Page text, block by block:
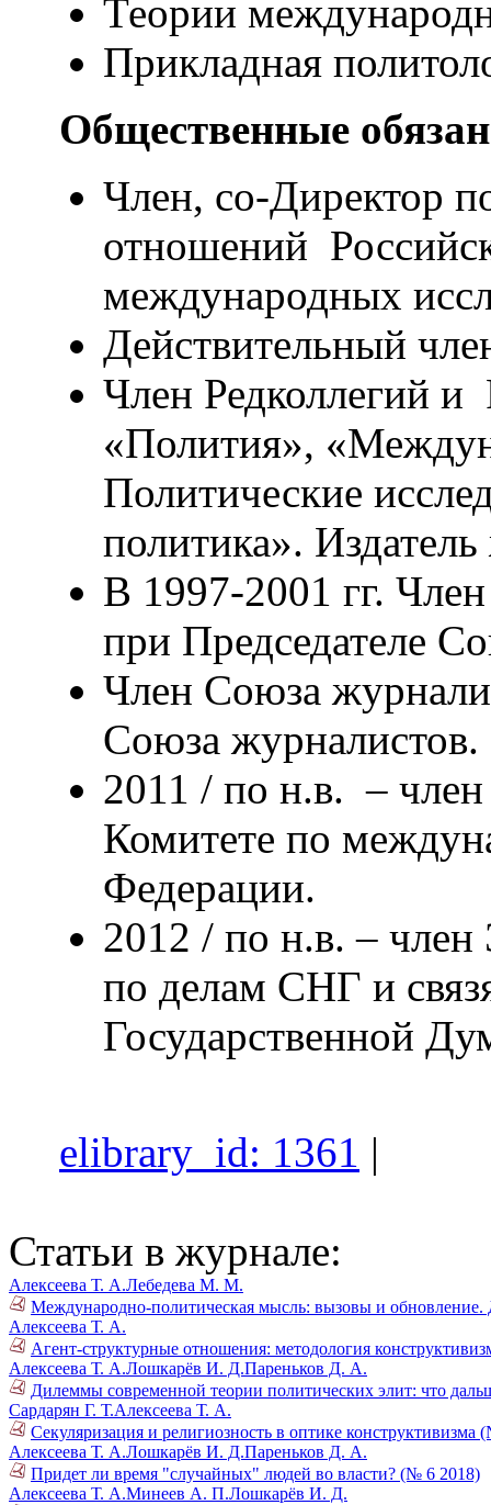
Теории
Прикладная
Общественные
Член, со-Директор
отношений
международных
Действительный
Член Редколлегий и
«Полития»,
Политические
политика».
В 1997-2001 гг.
при Председателе
Член Союза
Союза журналистов.
2011 / по н.в. –
Комитете по
Федерации.
2012 / по н.в. – член
по делам СНГ и
Государственной
elibrary_id: 1361 |
Статьи в журнале:
Алексеева Т. А.Лебедева М. М.
Международно-политическая мысль: вызовы и
Алексеева Т. А.
Агент-структурные отношения: методология
Алексеева Т. А.Лошкарёв И. Д.Пареньков Д. А.
Дилеммы современной теории политических элит: что
Сардарян Г. Т.Алексеева Т. А.
Секуляризация и религиозность в оптике конструктивизма
Алексеева Т. А.Лошкарёв И. Д.Пареньков Д. А.
Придет ли время "случайных" людей во власти? (№ 6 2018)
Алексеева Т. А.Минеев А. П.Лошкарёв И. Д.